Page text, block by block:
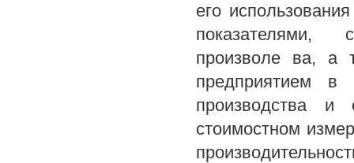
его
показателями,
произволе ва, а
предприятием в
производства
стоимостном